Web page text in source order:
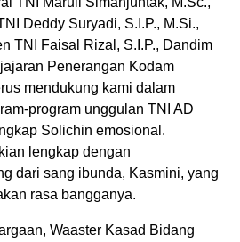
Deddy Suryadi, S.I.P., M.Si.,
TNI Faisal Rizal, S.I.P., Dandim
Penerangan Kodam
mendukung kami dalam
program unggulan TNI AD
Solichin emosional.
lengkap dengan
dari sang ibunda, Kasmini, yang
rasa bangganya.
Waaster Kasad Bidang